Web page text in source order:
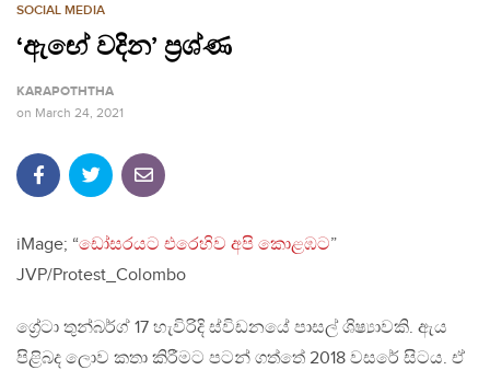
SOCIAL MEDIA
‘ඇඟේ වදින’ ප්‍රශ්ණ
KARAPOTHTHA
on March 24, 2021
iMage; “ඩෝසරයට එරෙහිව අපි කොළඹට”
JVP/Protest_Colombo
ග්‍රේටා තුන්බර්ග් 17 හැවිරිදි ස්විඩනයේ පාසල් ශිෂ්‍යාවකි. ඇය
පිළිබද ලොව කතා කිරීමට පටන් ගත්තේ 2018 වසරේ සිටය. ඒ